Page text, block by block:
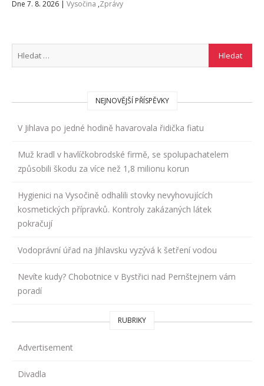
Dne 7. 8. 2026 | Vysočina ,Zprávy
NEJNOVĚJŠÍ PŘÍSPĚVKY
V Jihlava po jedné hodině havarovala řidička fiatu
Muž kradl v havlíčkobrodské firmě, se spolupachatelem
způsobili škodu za více než 1,8 milionu korun
Hygienici na Vysočině odhalili stovky nevyhovujících
kosmetických přípravků. Kontroly zakázaných látek
pokračují
Vodoprávní úřad na Jihlavsku vyzývá k šetření vodou
Nevíte kudy? Chobotnice v Bystřici nad Pernštejnem vám
poradí
RUBRIKY
Advertisement
Divadla